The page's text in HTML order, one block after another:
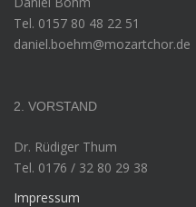
Tel. 0157 80 48 22 51
daniel.boehm@mozartchor.de
2. VORSTAND
Dr. Rüdiger Thum
Tel. 0176 / 32 80 29 38
Impressum